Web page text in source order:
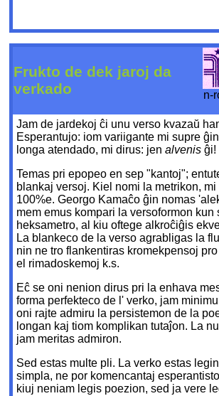
Frukto de dek jaroj da
verkado
n-
Jam de jardekoj ĉi unu verso kvazaŭ
Esperantujo: iom variigante mi supre
longa atendado, mi dirus: jenalvenisĝi!
Temas pri epopeo en sep "kantoj";
blankaj versoj. Kiel nomi la metrikon, mi
100%e. Georgo Kamaĉo ĝin nomas
mem emus kompari la versoformon kun
heksametro, al kiu oftege alkroĉiĝis
La blankeco de la verso agrabligas la
nin ne tro flankentiras kromekpensoj
el rimadoskemoj k.s.
Eĉ se oni nenion dirus pri la enhava
forma perfekteco de l' verko, jam
oni rajte admiru la persistemon de la
longan kaj tiom komplikan tutaĵon. La
jam meritas admiron.
Sed estas multe pli. La verko estas
simpla, ne por komencantaj
kiuj neniam legis poezion, sed ja vere